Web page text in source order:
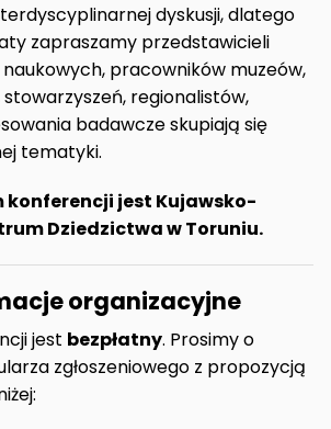
dyskusji, dlatego
zapraszamy przedstawicieli
pracowników muzeów,
regionalistów,
badawcze skupiają się
tematyki.
jest Kujawsko-
Dziedzictwa w Toruniu.
organizacyjne
jest bezpłatny. Prosimy o
zgłoszeniowego z propozycją